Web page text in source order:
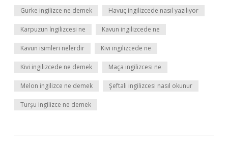
Gurke ingilizce ne demek Havuç ingilizcede nasıl yazılıyor
Karpuzun İngilizcesi ne Kavun ingilizcede ne
Kavun isimleri nelerdir Kivi ingilizcede ne
Kivi ingilizcede ne demek Maça ingilizcesi ne
Melon ingilizce ne demek Şeftali ingilizcesi nasıl okunur
Turşu ingilizce ne demek